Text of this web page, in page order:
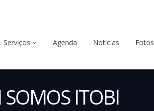
Serviços Agenda Notícias Fotos
ITOBI